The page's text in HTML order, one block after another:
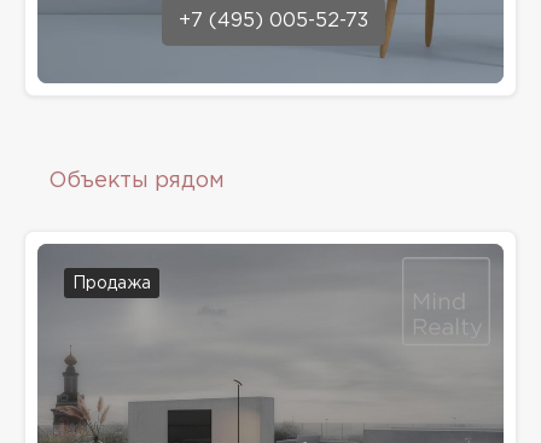
+7 (495) 005-52-73
Объекты рядом
Продажа